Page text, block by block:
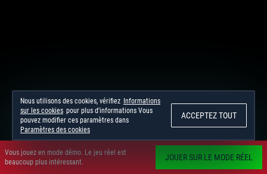
Vous jouez en mode démo. Le jeu réel est
beaucoup plus intéressant.
JOUER SUR LE MODE RÉEL
Nous utilisons des cookies, vérifiez Informations
sur les cookies pour plus d'informations Vous
pouvez modifier ces paramètres dans
Paramètres des cookies
ACCEPTEZ TOUT